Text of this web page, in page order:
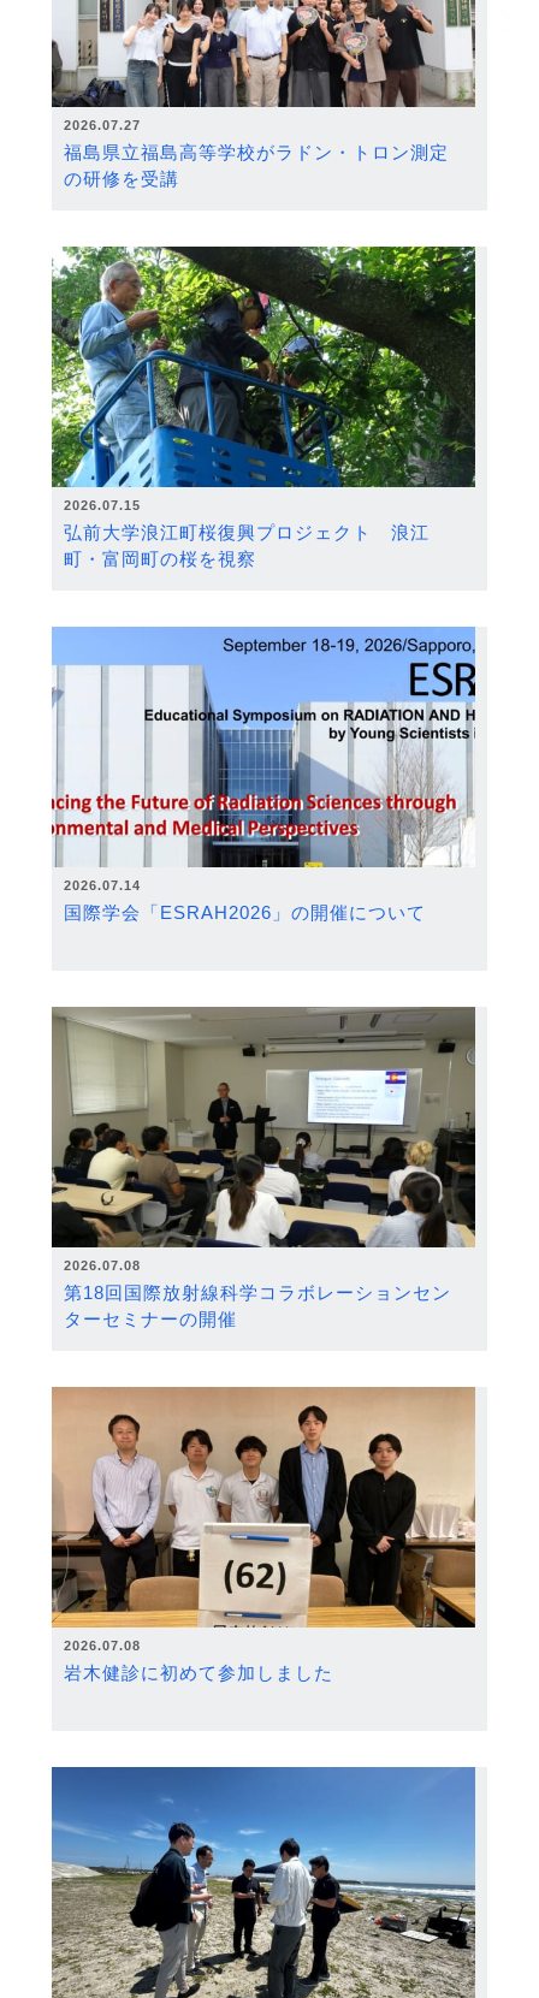
2026.07.27
福島県立福島高等学校がラドン・トロン測定
の研修を受講
2026.07.15
弘前大学浪江町桜復興プロジェクト 浪江
町・富岡町の桜を視察
2026.07.14
国際学会「ESRAH2026」の開催について
2026.07.08
第18回国際放射線科学コラボレーションセン
ターセミナーの開催
2026.07.08
岩木健診に初めて参加しました